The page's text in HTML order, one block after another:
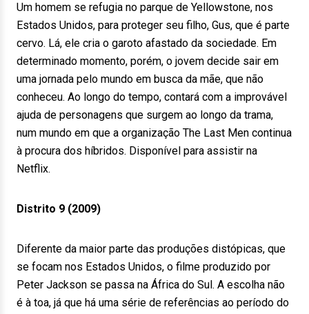
Um homem se refugia no parque de Yellowstone, nos
Estados Unidos, para proteger seu filho, Gus, que é parte
cervo. Lá, ele cria o garoto afastado da sociedade. Em
determinado momento, porém, o jovem decide sair em
uma jornada pelo mundo em busca da mãe, que não
conheceu. Ao longo do tempo, contará com a improvável
ajuda de personagens que surgem ao longo da trama,
num mundo em que a organização The Last Men continua
à procura dos híbridos. Disponível para assistir na
Netflix.
Distrito 9 (2009)
Diferente da maior parte das produções distópicas, que
se focam nos Estados Unidos, o filme produzido por
Peter Jackson se passa na África do Sul. A escolha não
é à toa, já que há uma série de referências ao período do